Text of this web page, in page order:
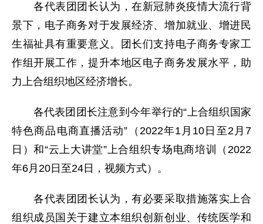
各代表团团长认为，在新冠肺炎疫情大流行背
景下，电子商务对于发展经济、增加就业、增进民
生福祉具有重要意义。团长们支持电子商务专家工
作组开展工作，提升本地区电子商务发展水平，助
力上合组织地区经济增长。
各代表团团长注意到今年举行的“上合组织国家
特色商品电商直播活动”（2022年1月10日至2月7
日）和“云上大讲堂”上合组织专场电商培训（2022
年6月20日至24日，视频方式）。
各代表团团长认为，有必要采取措施落实上合
组织成员国关于建立本组织创新创业、传统医学和